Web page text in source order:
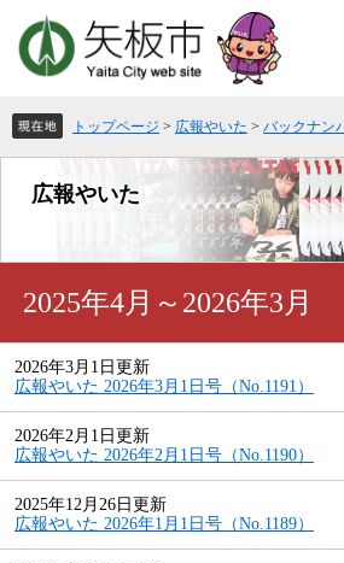
頭
で
す。
飛
ば
し
トップページ > 広報やいた > バックナン
広報やいた
2025年4月～2026年3月
2026年3月1日更新
広報やいた 2026年3月1日号（No.1191）
2026年2月1日更新
広報やいた 2026年2月1日号（No.1190）
2025年12月26日更新
広報やいた 2026年1月1日号（No.1189）